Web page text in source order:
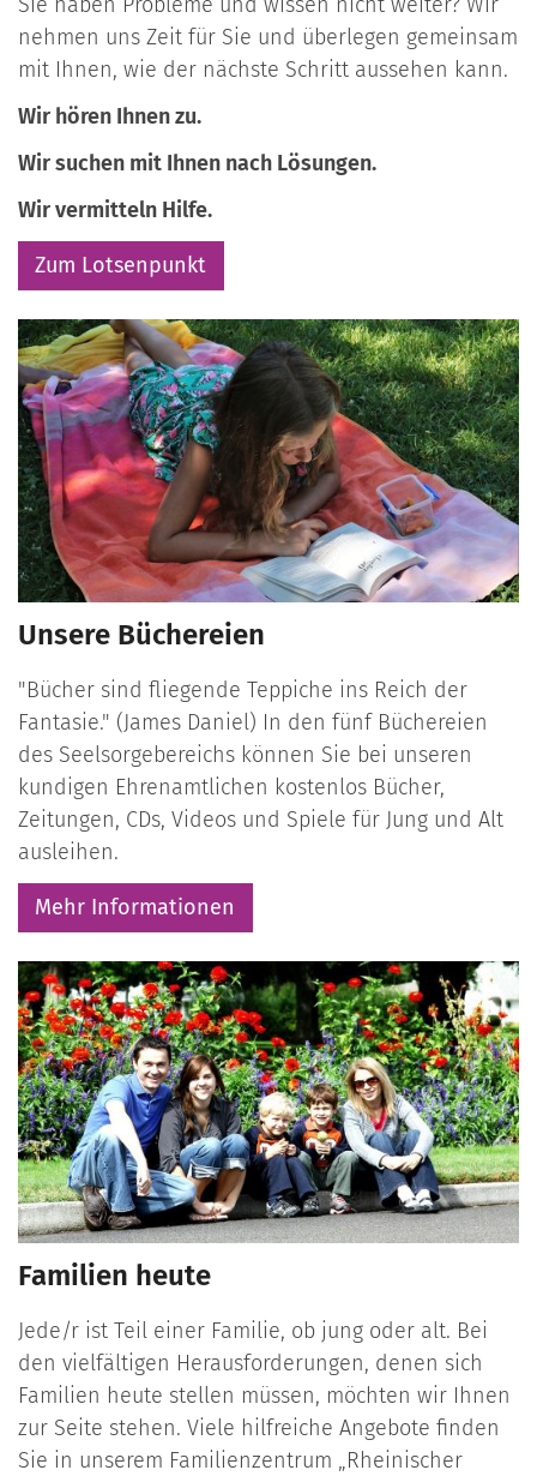
nehmen uns Zeit für Sie und überlegen gemeinsam
mit Ihnen, wie der nächste Schritt aussehen kann.
Wir hören Ihnen zu.
Wir suchen mit Ihnen nach Lösungen.
Wir vermitteln Hilfe.
Zum Lotsenpunkt
Unsere Büchereien
"Bücher sind fliegende Teppiche ins Reich der
Fantasie." (James Daniel) In den fünf Büchereien
des Seelsorgebereichs können Sie bei unseren
kundigen Ehrenamtlichen kostenlos Bücher,
Zeitungen, CDs, Videos und Spiele für Jung und Alt
ausleihen.
Mehr Informationen
Familien heute
Jede/r ist Teil einer Familie, ob jung oder alt. Bei
den vielfältigen Herausforderungen, denen sich
Familien heute stellen müssen, möchten wir Ihnen
zur Seite stehen. Viele hilfreiche Angebote finden
Sie in unserem Familienzentrum „Rheinischer